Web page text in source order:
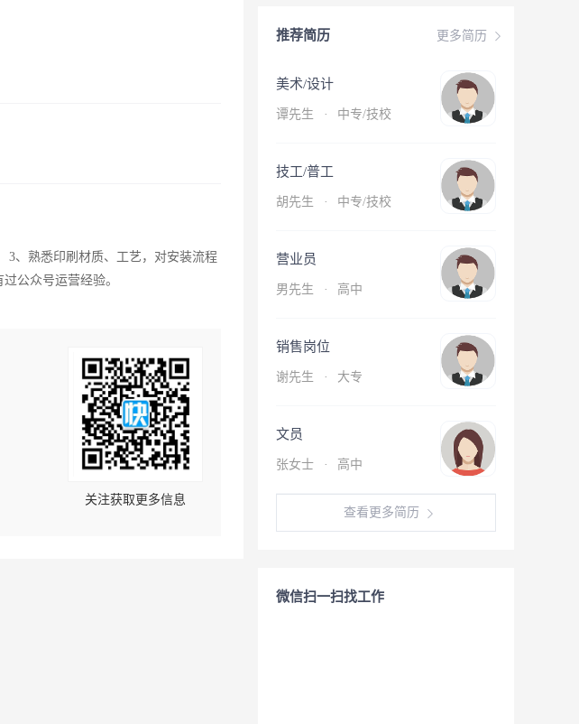
3、熟悉印刷材质、工艺，对安装流程
公众号运营经验。
关注获取更多信息
更多简历
推荐简历
美术/设计
谭先生 · 中专/技校
技工/普工
胡先生 · 中专/技校
营业员
男先生 · 高中
销售岗位
谢先生 · 大专
文员
张女士 · 高中
查看更多简历
微信扫一扫找工作